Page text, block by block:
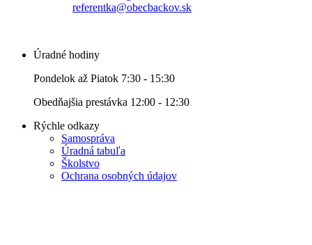
referentka@obecbackov.sk
Úradné hodiny
Pondelok až Piatok 7:30 - 15:30
Obedňajšia prestávka 12:00 - 12:30
Rýchle odkazy
Samospráva
Úradná tabuľa
Školstvo
Ochrana osobných údajov